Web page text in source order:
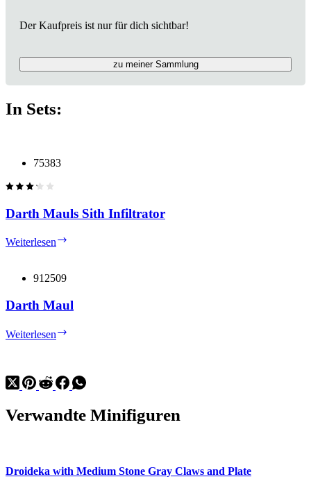
Der Kaufpreis ist nur für dich sichtbar!
zu meiner Sammlung
In Sets:
75383
Darth Mauls Sith Infiltrator
Weiterlesen
912509
Darth Maul
Weiterlesen
Verwandte Minifiguren
Droideka with Medium Stone Gray Claws and Plate